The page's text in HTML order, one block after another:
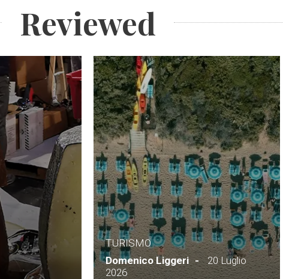
Reviewed
TURISMO
Domenico Liggeri
20 Luglio
2026